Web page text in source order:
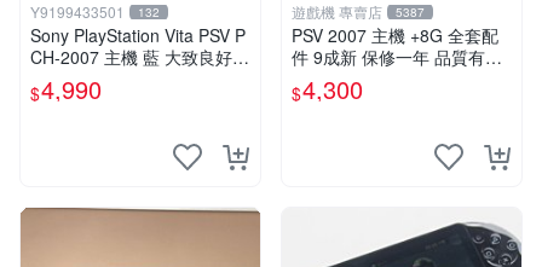
Y9199433501 132
Sony PlayStation Vita PSV P
CH-2007 主機 藍 大致良好
送絕版YAMATO保殼
$4,990
遊戲機 專賣店 5387
PSV 2007 主機 +8G 全套配
件 9成新 保修一年 品質有保
$4,300